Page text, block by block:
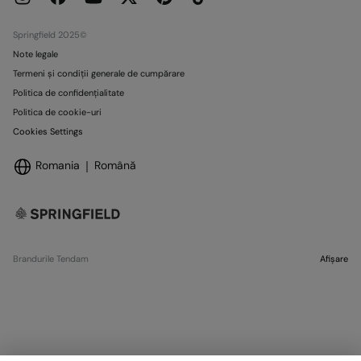
Springfield 2025©
Note legale
Termeni și condiții generale de cumpărare
Politica de confidențialitate
Politica de cookie-uri
Cookies Settings
Romania Română
Brandurile Tendam Afișare